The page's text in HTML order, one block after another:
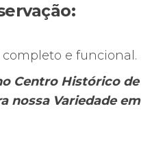
e funcional.
Centro Histórico de
nossa Variedade em